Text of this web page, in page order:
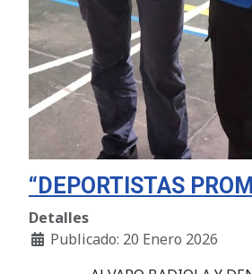
“DEPORTISTAS
Detalles
Publicado: 20 Enero 2026